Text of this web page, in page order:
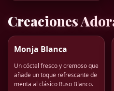
Creaciones
Monja Blanca
Un cóctel fresco y cremoso que
añade un toque refrescante de
menta al clásico Ruso Blanco.